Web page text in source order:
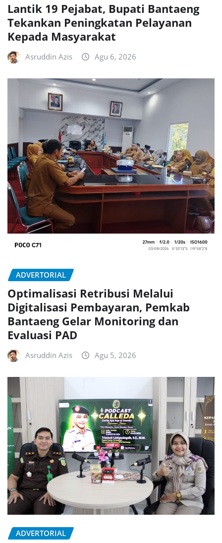
Lantik 19 Pejabat, Bupati Bantaeng
Tekankan Peningkatan Pelayanan
Kepada Masyarakat
Asruddin Azis Agu 6, 2026
ADVERTORIAL
Optimalisasi Retribusi Melalui
Digitalisasi Pembayaran, Pemkab
Bantaeng Gelar Monitoring dan
Evaluasi PAD
Asruddin Azis Agu 5, 2026
ADVERTORIAL